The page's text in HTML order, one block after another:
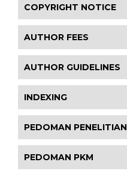
COPYRIGHT NOTICE
AUTHOR FEES
AUTHOR GUIDELINES
INDEXING
PEDOMAN PENELITIAN
PEDOMAN PKM